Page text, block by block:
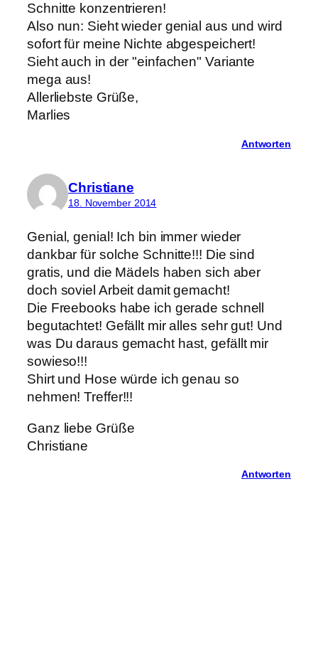
Schnitte konzentrieren!
Also nun: Sieht wieder genial aus und wird
sofort für meine Nichte abgespeichert!
Sieht auch in der "einfachen" Variante
mega aus!
Allerliebste Grüße,
Marlies
Antworten
Christiane
18. November 2014
Genial, genial! Ich bin immer wieder
dankbar für solche Schnitte!!! Die sind
gratis, und die Mädels haben sich aber
doch soviel Arbeit damit gemacht!
Die Freebooks habe ich gerade schnell
begutachtet! Gefällt mir alles sehr gut! Und
was Du daraus gemacht hast, gefällt mir
sowieso!!!
Shirt und Hose würde ich genau so
nehmen! Treffer!!!
Ganz liebe Grüße
Christiane
Antworten